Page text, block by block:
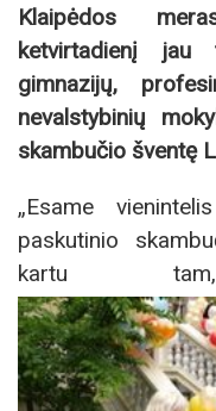
Klaipėdos
ketvirtadienį jau
gimnazijų,
nevalstybinių
skambučio šventę
„Esame
paskutinio
kartu